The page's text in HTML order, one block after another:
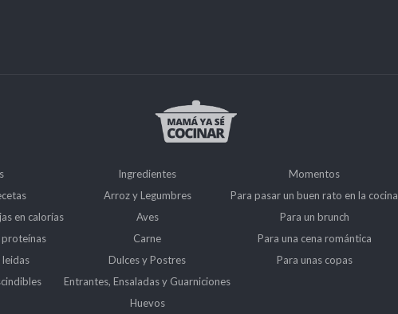
en calorías
proteínas
leidas
Ingredientes
Arroz y Legumbres
Aves
Carne
Dulces y Postres
Entrantes, Ensaladas y Guarniciones
Huevos
Momentos
Para pasar un buen rato en la cocina
Para un brunch
Para una cena romántica
Para unas copas